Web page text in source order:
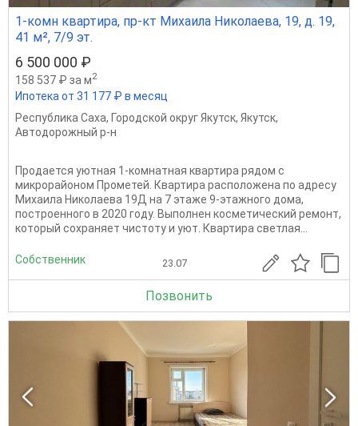
1-комн квартира, пр-кт Михаила Николаева, 19, д. 19,
41 м², 7/9 эт.
6 500 000 ₽
158 537 ₽ за м2
Ипотека от 31 177 ₽ в месяц
Республика Саха, Городской округ Якутск, Якутск,
Автодорожный р-н
Продается уютная 1-комнатная квартира рядом с
микрорайоном Прометей. Квартира расположена по адресу
Михаила Николаева 19Д на 7 этаже 9-этажного дома,
построенного в 2020 году. Выполнен косметический ремонт,
который сохраняет чистоту и уют. Квартира светлая...
Собственник 23.07
Позвонить